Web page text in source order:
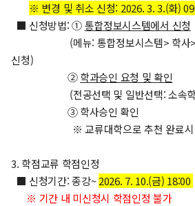
※ 변경 및 취소 신청: 2026. 3. 3.(화)
■ 신청방법: ①통합정보시스템에서 신청
(메뉴: 통합정보시스템> 학사> 국
신청)
②학과승인 요청 및 확인
(전공선택 및 일반선택: 소속학과,
③ 학사승인 확인
※ 교류대학으로 추천 완료시 일
3. 학점교류 학점인정
■ 신청기간: 종강~2026. 7. 10.(금) 18:00
※ 기간 내 미신청시 학점인정 불가